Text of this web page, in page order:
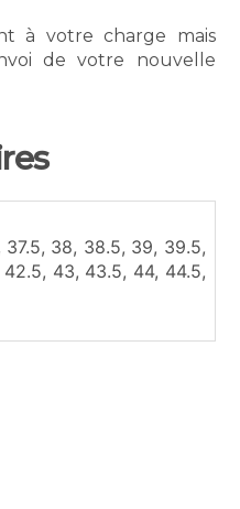
à votre charge mais
de votre nouvelle
37.5, 38, 38.5, 39, 39.5,
42.5, 43, 43.5, 44, 44.5,